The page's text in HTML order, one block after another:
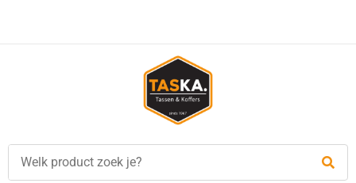
verzending in NL vanaf €35,-!